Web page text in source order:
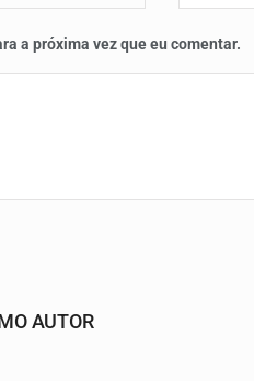
a próxima vez que eu comentar.
AUTOR